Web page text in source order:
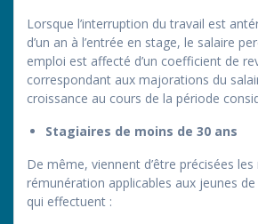
Lorsque l’interruption du travail est
d’un an à l’entrée en stage, le salaire
emploi est affecté d’un coefficient de
correspondant aux majorations du
croissance au cours de la période
Stagiaires de moins de 30 ans
De même, viennent d’être précisées
rémunération applicables aux jeunes
qui effectuent :